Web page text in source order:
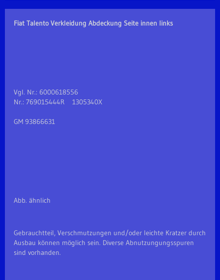
Fiat Talento Verkleidung Abdeckung Seite innen links
Vgl. Nr.: 6000618556
Nr.: 769015444R 1305340X
GM 93866631
Abb. ähnlich
Gebrauchtteil, Verschmutzungen und/oder leichte Kratzer durch
Ausbau können möglich sein. Diverse Abnutzungungsspuren
sind vorhanden.